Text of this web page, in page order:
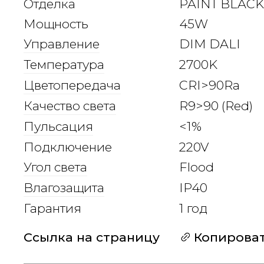
Угол света Flood
Отделка
PAINT BLACK
Мощность
45W
Пульсация
<1%
Подключение
220V
Цветопередача
CRI>90Ra
Качество света
R9>90 (Red)
Влагозащита IP40
Управление
DIM DALI
Температура
2700K
Гарантия
1 год
Ссылка на страницу